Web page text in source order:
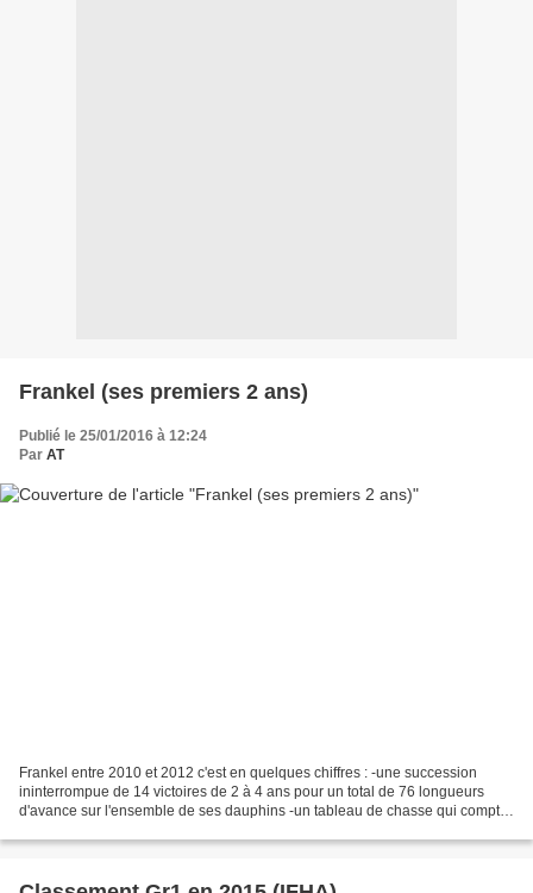
Frankel (ses premiers 2 ans)
Publié le 25/01/2016 à 12:24
Par AT
Frankel entre 2010 et 2012 c'est en quelques chiffres : -une succession
ininterrompue de 14 victoires de 2 à 4 ans pour un total de 76 longueurs
d'avance sur l'ensemble de ses dauphins -un tableau de chasse qui compte